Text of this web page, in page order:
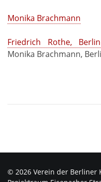
Monika Brachmann
Friedrich Rothe,
Monika Brachmann,
© 2026 Verein der Berliner